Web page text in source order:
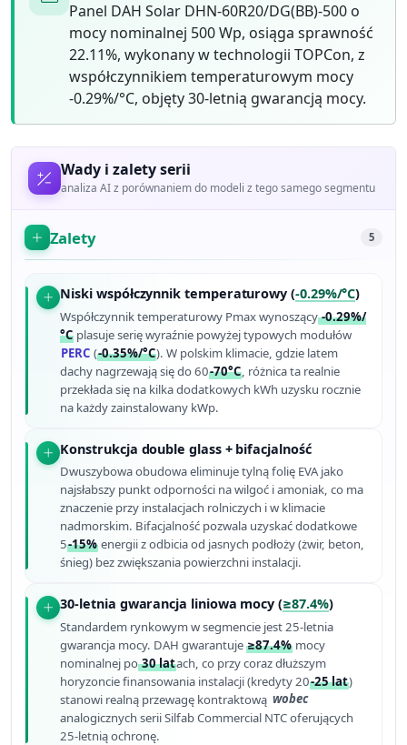
Panel DAH Solar DHN-60R20/DG(BB)-500 o
mocy nominalnej 500 Wp, osiąga sprawność
22.11%, wykonany w technologii TOPCon, z
współczynnikiem temperaturowym mocy
-0.29%/°C, objęty 30-letnią gwarancją mocy.
Wady i zalety serii
analiza AI z porównaniem do modeli z tego samego segmentu
Zalety 5
Niski współczynnik temperaturowy (-0.29%/°C)
Współczynnik temperaturowy Pmax wynoszący-0.29%/
°C plasuje serię wyraźnie powyżej typowych modułów
PERC (-0.35%/°C). W polskim klimacie, gdzie latem
dachy nagrzewają się do 60-70°C, różnica ta realnie
przekłada się na kilka dodatkowych kWh uzysku rocznie
na każdy zainstalowany kWp.
Konstrukcja double glass + bifacjalność
Dwuszybowa obudowa eliminuje tylną folię EVA jako
najsłabszy punkt odporności na wilgoć i amoniak, co ma
znaczenie przy instalacjach rolniczych i w klimacie
nadmorskim. Bifacjalność pozwala uzyskać dodatkowe
5-15% energii z odbicia od jasnych podłoży (żwir, beton,
śnieg) bez zwiększania powierzchni instalacji.
30-letnia gwarancja liniowa mocy (≥87.4%)
Standardem rynkowym w segmencie jest 25-letnia
gwarancja mocy. DAH gwarantuje≥87.4% mocy
nominalnej po30 latach, co przy coraz dłuższym
horyzoncie finansowania instalacji (kredyty 20-25 lat)
stanowi realną przewagę kontraktową wobec
analogicznych serii Silfab Commercial NTC oferujących
25-letnią ochronę.